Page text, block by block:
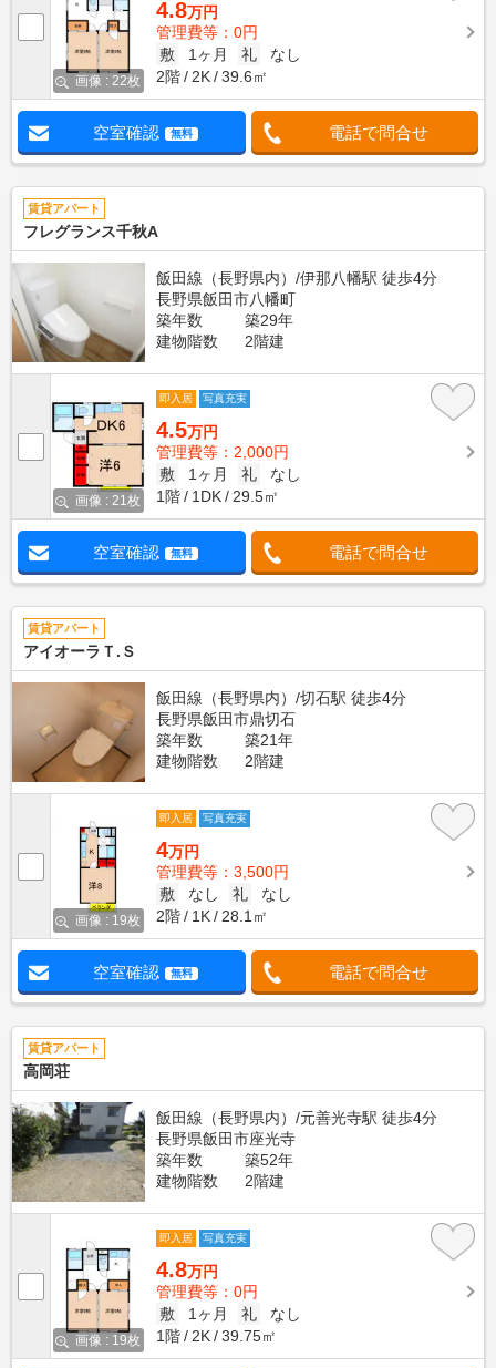
画像 : 22枚
4.8万円
管理費等：0円
敷
1ヶ月 礼
なし
2階
2K 39.6㎡
空室確認 無料 電話で問合せ
賃貸アパート
フレグランス千秋A
飯田線（長野県内）/伊那八幡駅 徒歩4分
長野県飯田市八幡町
築年数
築29年
建物階数
2階建
画像 : 21枚
即入居 写真充実
4.5万円
管理費等：2,000円
敷
1ヶ月 礼
なし
1階
1DK 29.5㎡
空室確認 無料 電話で問合せ
賃貸アパート
アイオーラＴ.Ｓ
飯田線（長野県内）/切石駅 徒歩4分
長野県飯田市鼎切石
築年数
築21年
建物階数
2階建
画像 : 19枚
即入居 写真充実
4万円
管理費等：3,500円
敷
なし 礼
なし
2階
1K 28.1㎡
空室確認 無料 電話で問合せ
賃貸アパート
高岡荘
飯田線（長野県内）/元善光寺駅 徒歩4分
長野県飯田市座光寺
築年数
築52年
建物階数
2階建
画像 : 19枚
即入居 写真充実
4.8万円
管理費等：0円
敷
1ヶ月 礼
なし
1階
2K 39.75㎡